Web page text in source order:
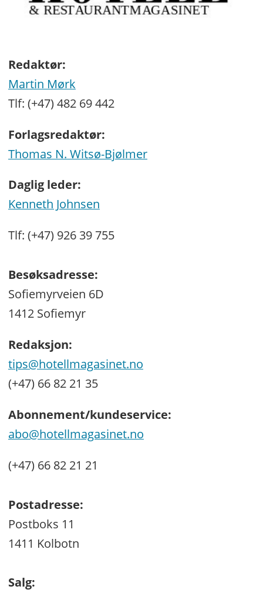
Redaktør:
Martin Mørk
Tlf: (+47) 482 69 442
Forlagsredaktør:
Thomas N. Witsø-Bjølmer
Daglig leder:
Kenneth Johnsen
Tlf: (+47) 926 39 755
Besøksadresse:
Sofiemyrveien 6D
1412 Sofiemyr
Redaksjon:
tips@hotellmagasinet.no
(+47) 66 82 21 35
Abonnement/kundeservice:
abo@hotellmagasinet.no
(+47) 66 82 21 21
Postadresse:
Postboks 11
1411 Kolbotn
Salg: